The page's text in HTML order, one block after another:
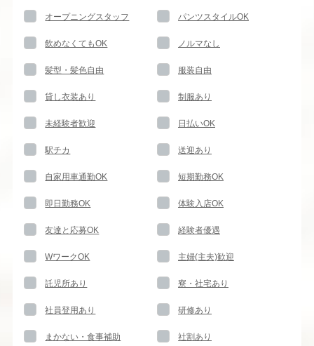
オープニングスタッフ パンツスタイルOK
飲めなくてもOK ノルマなし
髪型・髪色自由 服装自由
貸し衣装あり 制服あり
未経験者歓迎 日払いOK
駅チカ 送迎あり
自家用車通勤OK 短期勤務OK
即日勤務OK 体験入店OK
友達と応募OK 経験者優遇
WワークOK 主婦(主夫)歓迎
託児所あり 寮・社宅あり
社員登用あり 研修あり
まかない・食事補助 社割あり